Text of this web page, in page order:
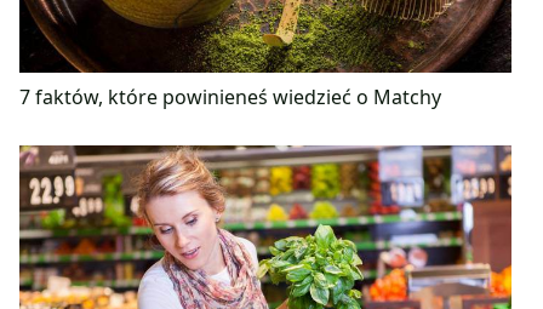
7 faktów, które powinieneś wiedzieć o Matchy